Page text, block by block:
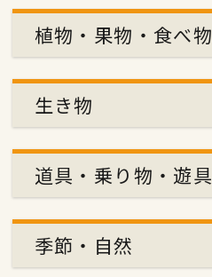
植物・果物・食べ物
生き物
道具・乗り物・遊具
季節・自然